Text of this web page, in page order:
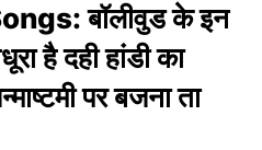
बॉलीवुड के इन
है दही हांडी का
पर बजना ता